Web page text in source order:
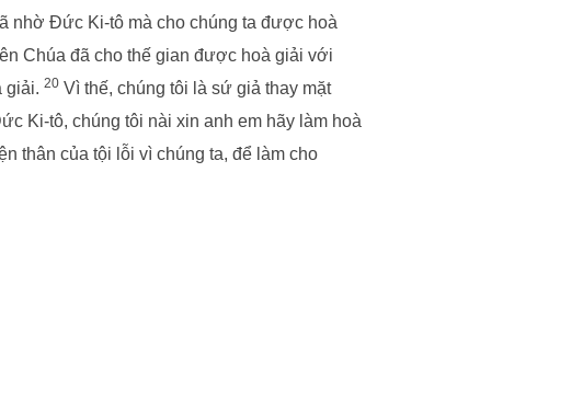
nhờ Đức Ki-tô mà cho chúng ta được hoà
Chúa đã cho thế gian được hoà giải với
giải. 20 Vì thế, chúng tôi là sứ giả thay mặt
Ki-tô, chúng tôi nài xin anh em hãy làm hoà
thân của tội lỗi vì chúng ta, để làm cho